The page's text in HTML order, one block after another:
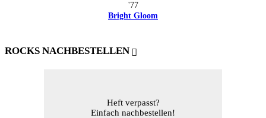
'77
Bright Gloom
ROCKS NACHBESTELLEN
Heft verpasst?
Einfach nachbestellen!